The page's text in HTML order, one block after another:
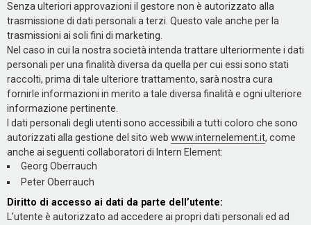
Senza ulteriori approvazioni il gestore non è autorizzato alla
trasmissione di dati personali a terzi. Questo vale anche per la
trasmissioni ai soli fini di marketing.
Nel caso in cui la nostra società intenda trattare ulteriormente i dati
personali per una finalità diversa da quella per cui essi sono stati
raccolti, prima di tale ulteriore trattamento, sarà nostra cura
fornirle informazioni in merito a tale diversa finalità e ogni ulteriore
informazione pertinente.
I dati personali degli utenti sono accessibili a tutti coloro che sono
autorizzati alla gestione del sito web www.internelement.it, come
anche ai seguenti collaboratori di Intern Element:
Georg Oberrauch
Peter Oberrauch
Diritto di accesso ai dati da parte dell’utente:
L’utente è autorizzato ad accedere ai propri dati personali ed ad